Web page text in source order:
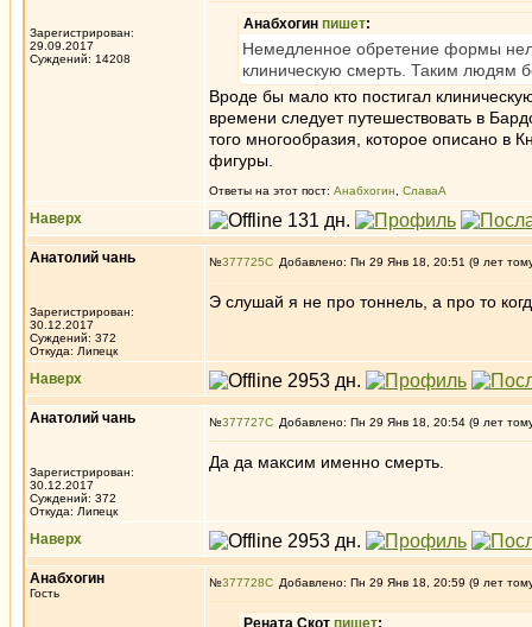
Зарегистрирован:
29.09.2017
Суждений: 14208
Анабхогин пишет:
Немедленное обретение формы
клиническую смерть. Таким людям
Вроде бы мало кто постигал
времени следует путешествовать в
того многообразия, которое описано в
фигуры.
Ответы на этот пост: Анабхогин СлаваА
Наверх
Анатолий чань
Зарегистрирован:
30.12.2017
Суждений: 372
Откуда: Липецк
№377725 Добавлено: Пн 29 Янв 18, 20:51 (9 лет
Э слушай я не про тоннель, а про то
Наверх
Анатолий чань
Зарегистрирован:
30.12.2017
Суждений: 372
Откуда: Липецк
№377727 Добавлено: Пн 29 Янв 18, 20:54 (9 лет
Да да максим именно смерть.
Наверх
Анабхогин
Гость
№377728 Добавлено: Пн 29 Янв 18, 20:59 (9 лет
Рената Скот пишет: